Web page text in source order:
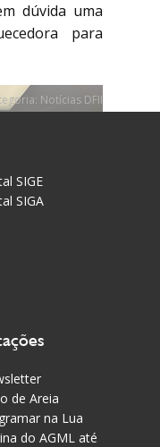
dúvida uma
para
Notícias DFII
SIGE
SIGA
de Areia
na Lua
do AGML até